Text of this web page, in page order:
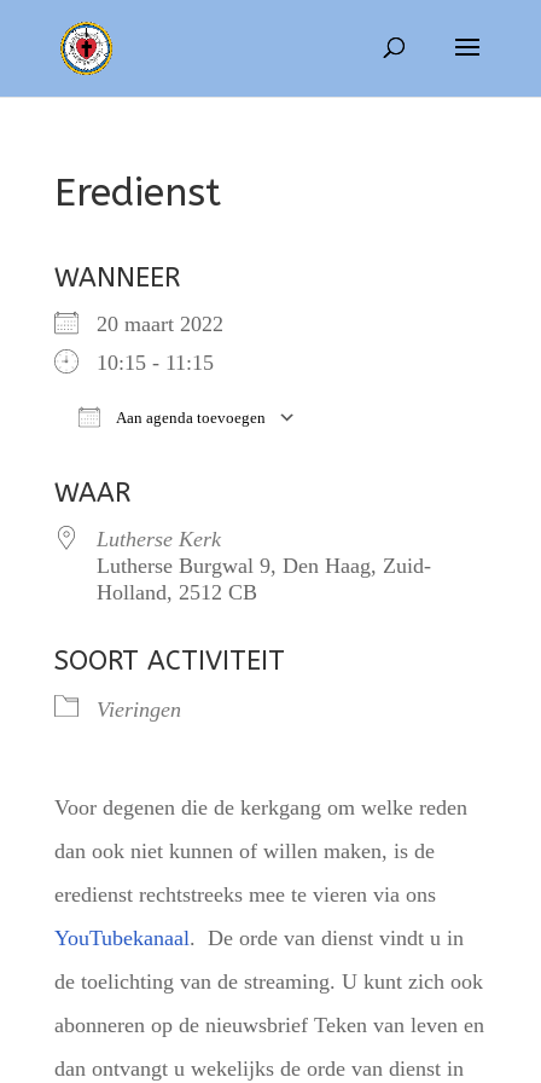
Eredienst
WANNEER
20 maart 2022
10:15 - 11:15
Aan agenda toevoegen
WAAR
Lutherse Kerk
Lutherse Burgwal 9, Den Haag, Zuid-
Holland, 2512 CB
SOORT ACTIVITEIT
Vieringen
Voor degenen die de kerkgang om welke reden
dan ook niet kunnen of willen maken, is de
eredienst rechtstreeks mee te vieren via ons
YouTubekanaal. De orde van dienst vindt u in
de toelichting van de streaming. U kunt zich ook
abonneren op de nieuwsbrief Teken van leven en
dan ontvangt u wekelijks de orde van dienst in